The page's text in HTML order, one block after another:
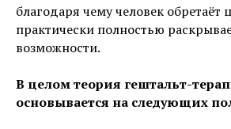
благодаря чему человек обретаёт
практически полностью
возможности.
В целом теория гештальт-
основывается на следующих